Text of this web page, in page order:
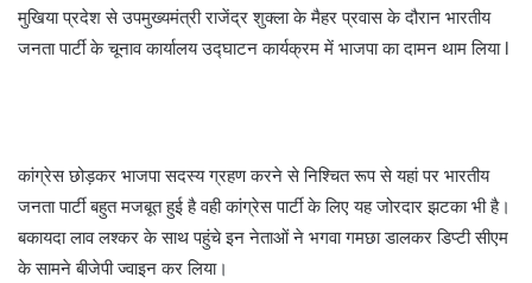
मुखिया प्रदेश से उपमुख्यमंत्री राजेंद्र शुक्ला के मैहर प्रवास के दौरान भारतीय
जनता पार्टी के चूनाव कार्यालय उद्घाटन कार्यक्रम में भाजपा का दामन थाम लिया l
कांग्रेस छोड़कर भाजपा सदस्य ग्रहण करने से निश्चित रूप से यहां पर भारतीय
जनता पार्टी बहुत मजबूत हुई है वही कांग्रेस पार्टी के लिए यह जोरदार झटका भी है।
बकायदा लाव लश्कर के साथ पहुंचे इन नेताओं ने भगवा गमछा डालकर डिप्टी सीएम
के सामने बीजेपी ज्वाइन कर लिया।